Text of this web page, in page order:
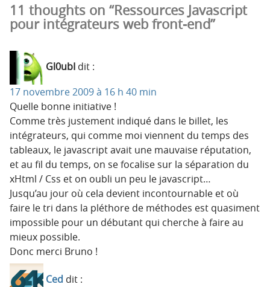
11 thoughts on “Ressources Javascript
pour intégrateurs web front-end”
Gl0ubI dit :
17 novembre 2009 à 16 h 40 min
Quelle bonne initiative !
Comme très justement indiqué dans le billet, les
intégrateurs, qui comme moi viennent du temps des
tableaux, le javascript avait une mauvaise réputation,
et au fil du temps, on se focalise sur la séparation du
xHtml / Css et on oubli un peu le javascript…
Jusqu’au jour où cela devient incontournable et où
faire le tri dans la pléthore de méthodes est quasiment
impossible pour un débutant qui cherche à faire au
mieux possible.
Donc merci Bruno !
Ced dit :